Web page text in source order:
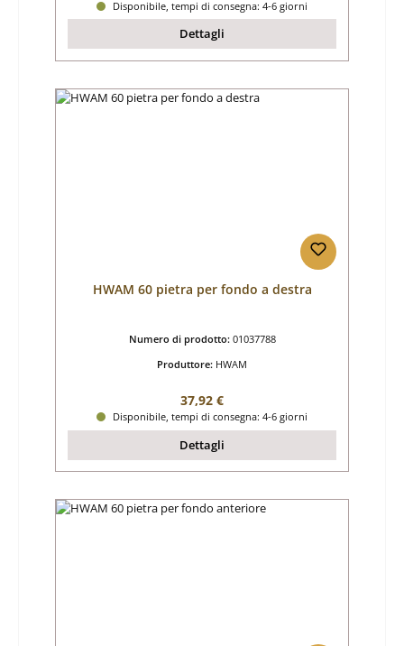
Disponibile, tempi di consegna: 4-6 giorni
Dettagli
HWAM 60 pietra per fondo a destra
Numero di prodotto: 01037788
Produttore: HWAM
Prezzo normale:
37,92 €
Disponibile, tempi di consegna: 4-6 giorni
Dettagli